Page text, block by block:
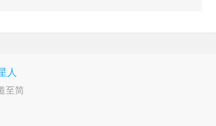
人
至简